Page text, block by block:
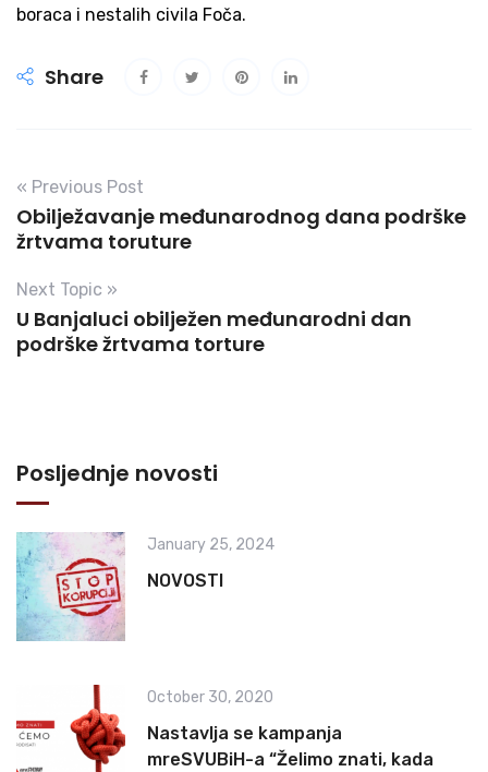
boraca i nestalih civila Foča.
Share
« Previous Post
Obilježavanje međunarodnog dana podrške
žrtvama toruture
Next Topic »
U Banjaluci obilježen međunarodni dan
podrške žrtvama torture
Posljednje novosti
January 25, 2024
NOVOSTI
October 30, 2020
Nastavlja se kampanja
mreSVUBiH-a “Želimo znati, kada